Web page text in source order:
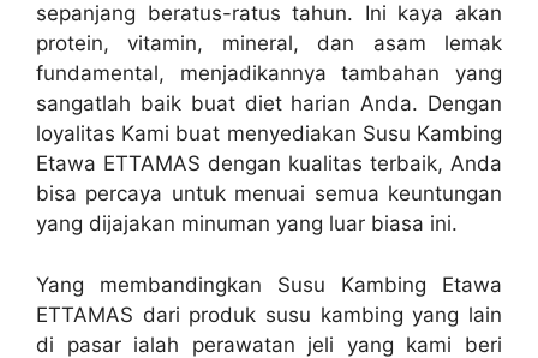
sepanjang beratus-ratus tahun. Ini kaya akan
protein, vitamin, mineral, dan asam lemak
fundamental, menjadikannya tambahan yang
sangatlah baik buat diet harian Anda. Dengan
loyalitas Kami buat menyediakan Susu Kambing
Etawa ETTAMAS dengan kualitas terbaik, Anda
bisa percaya untuk menuai semua keuntungan
yang dijajakan minuman yang luar biasa ini.
Yang membandingkan Susu Kambing Etawa
ETTAMAS dari produk susu kambing yang lain
di pasar ialah perawatan jeli yang kami beri